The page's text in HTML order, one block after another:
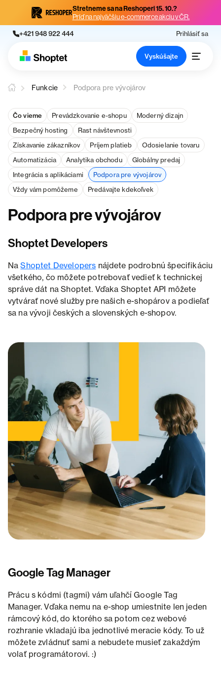
Stretneme sa na Reshoperi 15. 10.?
Príď na najväčšiu e-commerce akciu v ČR.
+421 948 922 444 Prihlásiť sa
Vyskúšajte
Funkcie Podpora pre vývojárov
Podpora pre vývojárov
Shoptet Developers
NaShoptet Developers nájdete podrobnú špecifikáciu
všetkého, čo môžete potrebovať vedieť k technickej
správe dát na Shoptet. Vďaka Shoptet API môžete
vytvárať nové služby pre našich e-shopárov a podieľať
sa na vývoji českých a slovenských e-shopov.
Google Tag Manager
Prácu s kódmi (tagmi) vám uľahčí Google Tag
Manager. Vďaka nemu na e-shop umiestnite len jeden
rámcový kód, do ktorého sa potom cez webové
rozhranie vkladajú iba jednotlivé meracie kódy. To už
môžete zvládnuť sami a nebudete musieť zakaždým
volať programátorovi. :)
Čo vieme Prevádzkovanie e-shopu
Moderný dizajn
Bezpečný hosting
Rast návštevnosti
Získavanie zákazníkov
Príjem platieb
Odosielanie tovaru
Automatizácia
Analytika obchodu
Globálny predaj
Integrácia s aplikáciami
Podpora pre vývojárov
Vždy vám pomôžeme
Predávajte kdekoľvek